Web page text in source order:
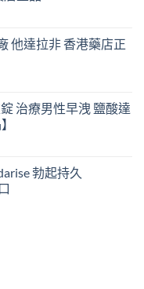
他達拉非 香港藥店正
治療男性早洩 鹽酸達
勃起持久